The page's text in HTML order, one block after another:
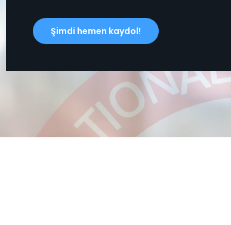
Şimdi hemen kaydol!